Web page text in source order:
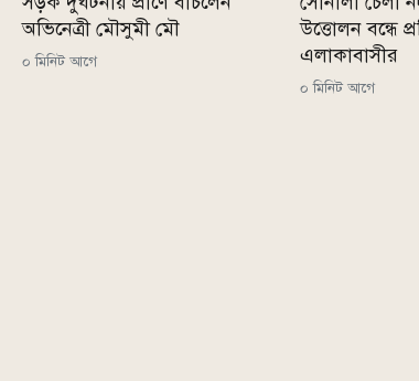
অভিনেত্রী মৌসুমী মৌ
০ মিনিট আগে
উত্তোলন বন্ধে
এলাকাবাসীর
০ মিনিট আগে